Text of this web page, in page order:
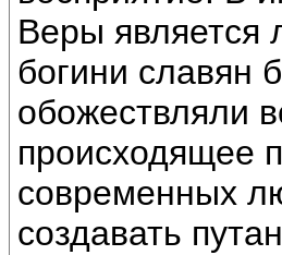
Веры является
богини славян
обожествляли
происходящее
современных
создавать